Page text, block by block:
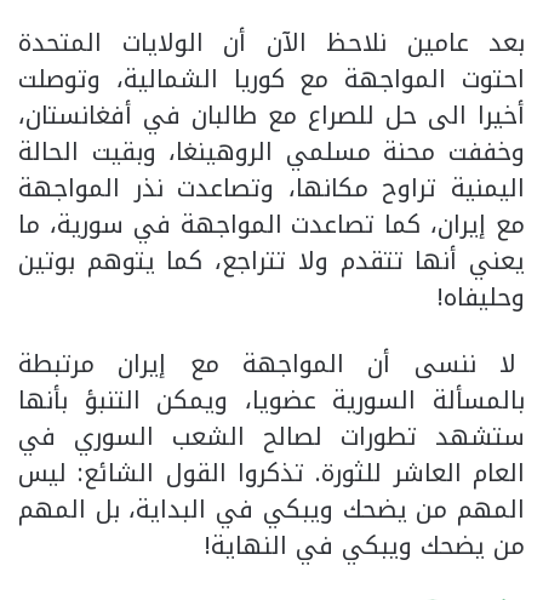
بعد عامين نلاحظ الآن أن الولايات المتحدة
احتوت المواجهة مع كوريا الشمالية، وتوصلت
أخيرا الى حل للصراع مع طالبان في أفغانستان،
وخففت محنة مسلمي الروهينغا، وبقيت الحالة
اليمنية تراوح مكانها، وتصاعدت نذر المواجهة
مع إيران، كما تصاعدت المواجهة في سورية، ما
يعني أنها تتقدم ولا تتراجع، كما يتوهم بوتين
وحليفاه!
لا ننسى أن المواجهة مع إيران مرتبطة
بالمسألة السورية عضويا، ويمكن التنبؤ بأنها
ستشهد تطورات لصالح الشعب السوري في
العام العاشر للثورة. تذكروا القول الشائع: ليس
المهم من يضحك ويبكي في البداية، بل المهم
من يضحك ويبكي في النهاية!